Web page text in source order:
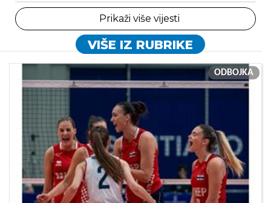
Prikaži više vijesti
VIŠE IZ RUBRIKE
ODBOJKA